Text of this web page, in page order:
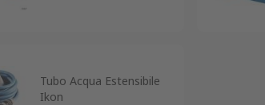
Tubo Acqua Estensibile
Ikon